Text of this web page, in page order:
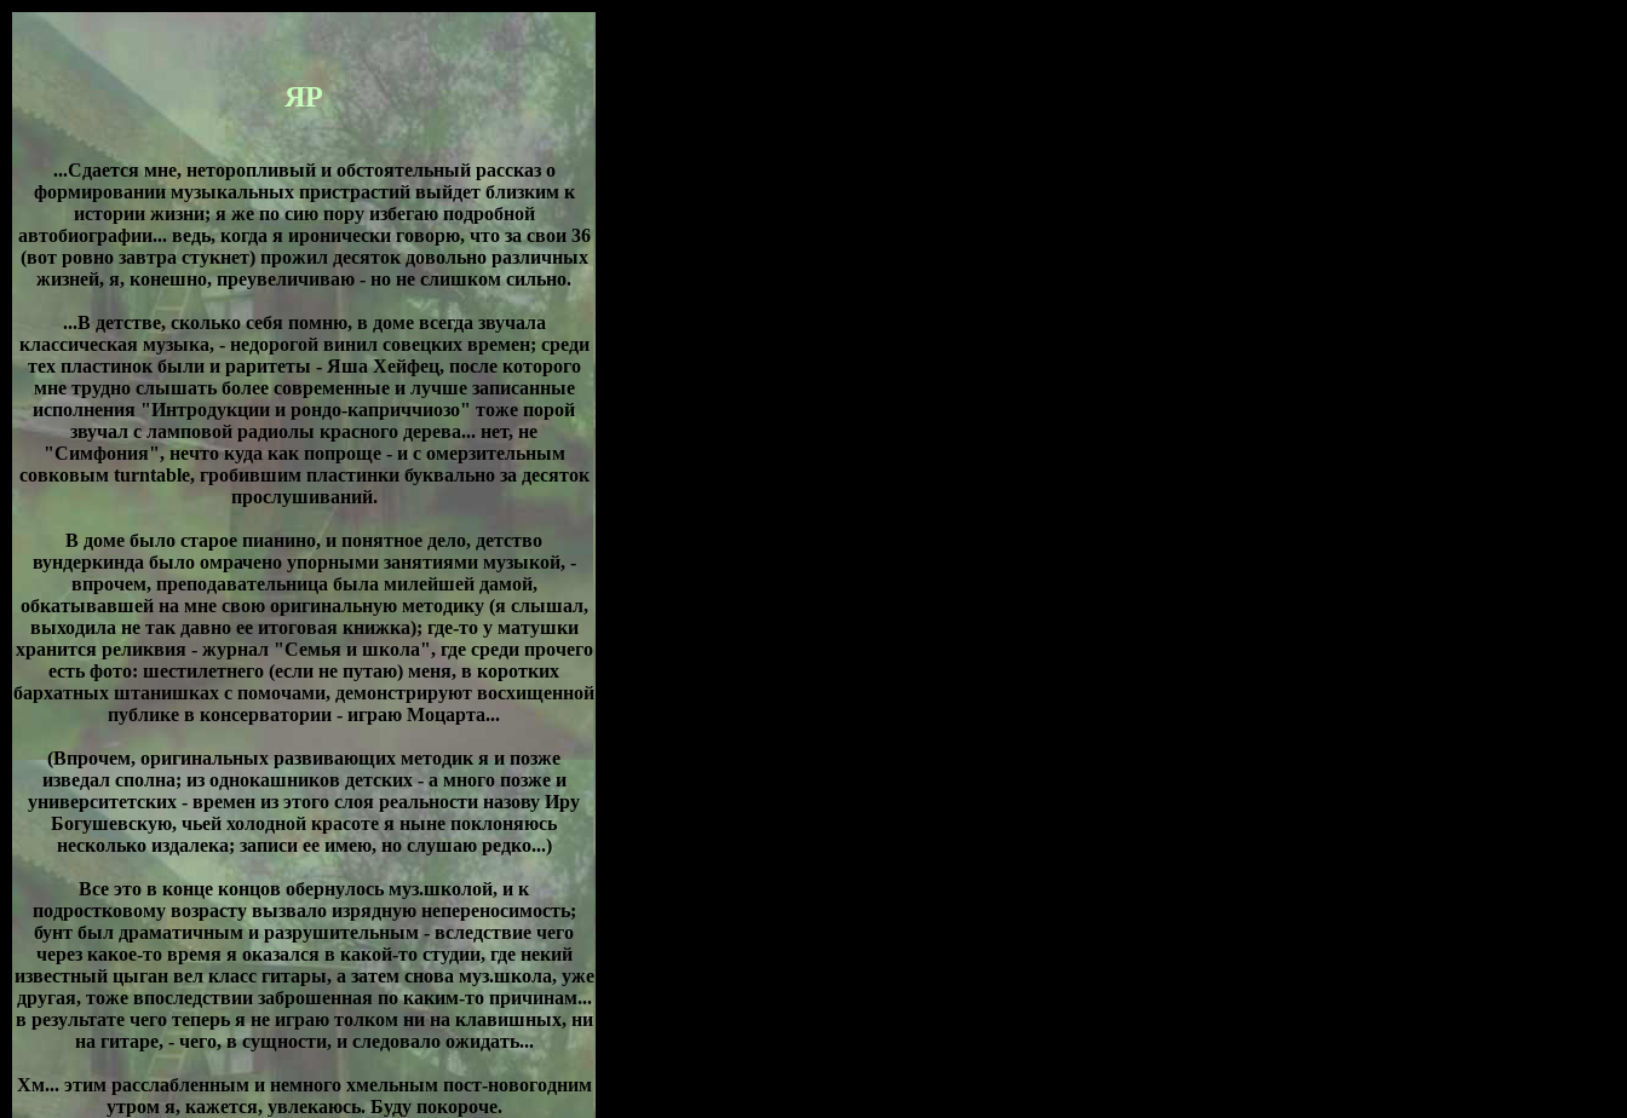
ЯP
...Сдается мне, неторопливый и обстоятельный рассказ о
формировании музыкальных пристрастий выйдет близким к
истории жизни; я же по сию пору избегаю подробной
автобиографии... ведь, когда я иронически говорю, что за свои 36
(вот ровно завтра стукнет) прожил десяток довольно различных
жизней, я, конешно, преувеличиваю - но не слишком сильно.
...В детстве, сколько себя помню, в доме всегда звучала
классическая музыка, - недорогой винил совецких времен; среди
тех пластинок были и раритеты - Яша Хейфец, после которого
мне трудно слышать более современные и лучше записанные
исполнения "Интродукции и рондо-каприччиозо" тоже порой
звучал с ламповой радиолы красного дерева... нет, не
"Симфония", нечто куда как попроще - и с омерзительным
совковым turntable, гробившим пластинки буквально за десяток
прослушиваний.
В доме было старое пианино, и понятное дело, детство
вундеркинда было омрачено упорными занятиями музыкой, -
впрочем, преподавательница была милейшей дамой,
обкатывавшей на мне свою оригинальную методику (я слышал,
выходила не так давно ее итоговая книжка); где-то у матушки
хранится реликвия - журнал "Семья и школа", где среди прочего
есть фото: шестилетнего (если не путаю) меня, в коротких
бархатных штанишках с помочами, демонстрируют восхищенной
публике в консерватории - играю Моцарта...
(Впрочем, оригинальных развивающих методик я и позже
изведал сполна; из однокашников детских - а много позже и
университетских - времен из этого слоя реальности назову Иру
Богушевскую, чьей холодной красоте я ныне поклоняюсь
несколько издалека; записи ее имею, но слушаю редко...)
Все это в конце концов обернулось муз.школой, и к
подростковому возрасту вызвало изрядную непереносимость;
бунт был драматичным и разрушительным - вследствие чего
через какое-то время я оказался в какой-то студии, где некий
известный цыган вел класс гитары, а затем снова муз.школа, уже
другая, тоже впоследствии заброшенная по каким-то причинам...
в результате чего теперь я не играю толком ни на клавишных, ни
на гитаре, - чего, в сущности, и следовало ожидать...
Хм... этим расслабленным и немного хмельным пост-новогодним
утром я, кажется, увлекаюсь. Буду покороче.